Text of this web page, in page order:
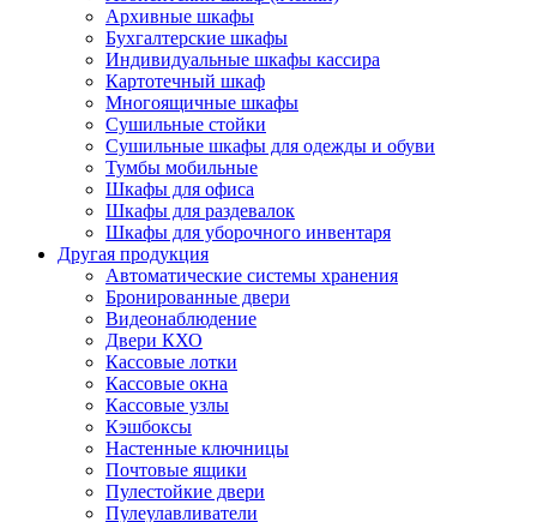
Архивные шкафы
Бухгалтерские шкафы
Индивидуальные шкафы кассира
Картотечный шкаф
Многоящичные шкафы
Сушильные стойки
Сушильные шкафы для одежды и обуви
Тумбы мобильные
Шкафы для офиса
Шкафы для раздевалок
Шкафы для уборочного инвентаря
Другая продукция
Автоматические системы хранения
Бронированные двери
Видеонаблюдение
Двери КХО
Кассовые лотки
Кассовые окна
Кассовые узлы
Кэшбоксы
Настенные ключницы
Почтовые ящики
Пулестойкие двери
Пулеулавливатели